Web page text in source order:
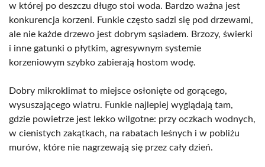
w której po deszczu długo stoi woda. Bardzo ważna jest
konkurencja korzeni. Funkie często sadzi się pod drzewami,
ale nie każde drzewo jest dobrym sąsiadem. Brzozy, świerki
i inne gatunki o płytkim, agresywnym systemie
korzeniowym szybko zabierają hostom wodę.
Dobry mikroklimat to miejsce osłonięte od gorącego,
wysuszającego wiatru. Funkie najlepiej wyglądają tam,
gdzie powietrze jest lekko wilgotne: przy oczkach wodnych,
w cienistych zakątkach, na rabatach leśnych i w pobliżu
murów, które nie nagrzewają się przez cały dzień.